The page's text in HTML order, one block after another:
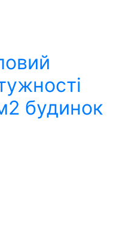
будинок